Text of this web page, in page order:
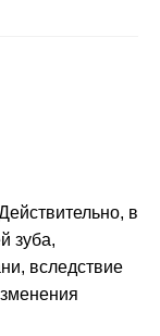
в
зуба,
вследствие